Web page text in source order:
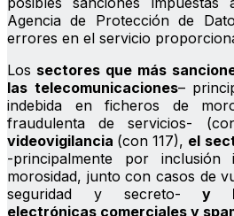
Agencia de Protección de
errores en el servicio
Los sectores que más
las telecomunicaciones–
indebida en ficheros de
fraudulenta de servicios-
videovigilancia (con 117), el
-principalmente por inclusión
morosidad, junto con casos de
seguridad y secreto-y
electrónicas comerciales y